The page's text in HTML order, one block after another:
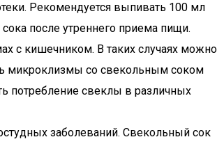
Рекомендуется выпивать 100 мл
после утреннего приема пищи.
с кишечником. В таких случаях можно
микроклизмы со свекольным соком
потребление свеклы в различных
заболеваний. Свекольный сок